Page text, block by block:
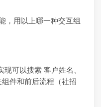
，用以上哪一种交互组
可以搜索 客户姓名、
件和前后流程（社招